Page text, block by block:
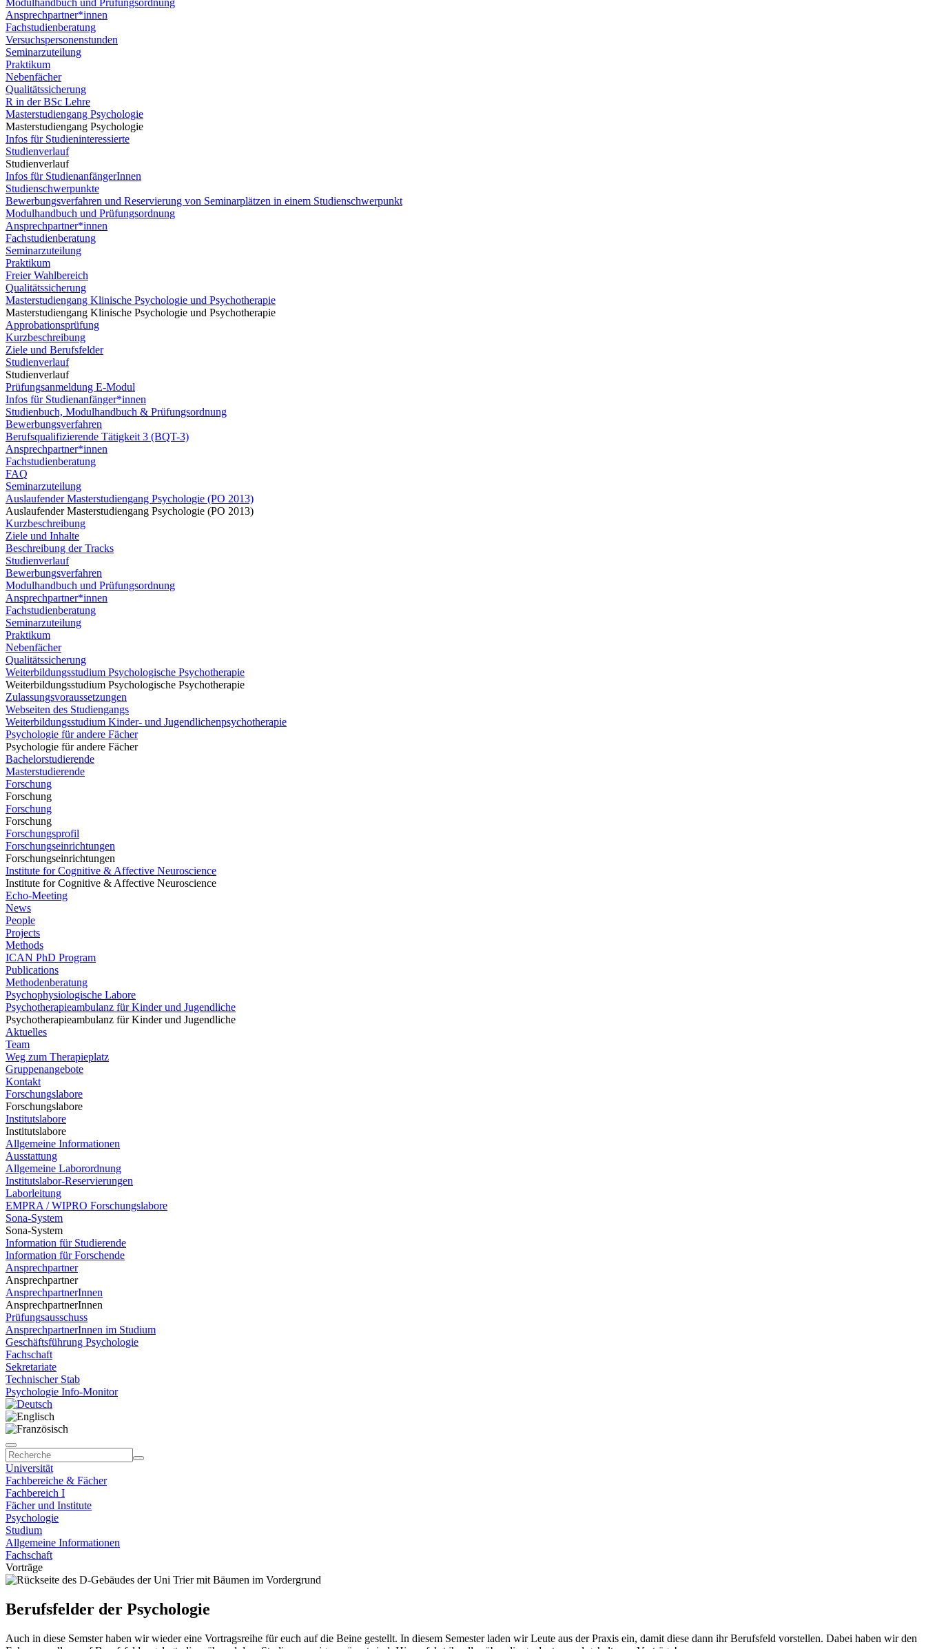
Modulhandbuch und Prüfungsordnung
Ansprechpartner*innen
Fachstudienberatung
Versuchspersonenstunden
Seminarzuteilung
Praktikum
Nebenfächer
Qualitätssicherung
R in der BSc Lehre
Masterstudiengang Psychologie
Masterstudiengang Psychologie
Infos für Studieninteressierte
Studienverlauf
Studienverlauf
Infos für StudienanfängerInnen
Studienschwerpunkte
Bewerbungsverfahren und Reservierung von Seminarplätzen in einem Studienschwerpunkt
Modulhandbuch und Prüfungsordnung
Ansprechpartner*innen
Fachstudienberatung
Seminarzuteilung
Praktikum
Freier Wahlbereich
Qualitätssicherung
Masterstudiengang Klinische Psychologie und Psychotherapie
Masterstudiengang Klinische Psychologie und Psychotherapie
Approbationsprüfung
Kurzbeschreibung
Ziele und Berufsfelder
Studienverlauf
Studienverlauf
Prüfungsanmeldung E-Modul
Infos für Studienanfänger*innen
Studienbuch, Modulhandbuch & Prüfungsordnung
Bewerbungsverfahren
Berufsqualifizierende Tätigkeit 3 (BQT-3)
Ansprechpartner*innen
Fachstudienberatung
FAQ
Seminarzuteilung
Auslaufender Masterstudiengang Psychologie (PO 2013)
Auslaufender Masterstudiengang Psychologie (PO 2013)
Kurzbeschreibung
Ziele und Inhalte
Beschreibung der Tracks
Studienverlauf
Bewerbungsverfahren
Modulhandbuch und Prüfungsordnung
Ansprechpartner*innen
Fachstudienberatung
Seminarzuteilung
Praktikum
Nebenfächer
Qualitätssicherung
Weiterbildungsstudium Psychologische Psychotherapie
Weiterbildungsstudium Psychologische Psychotherapie
Zulassungsvoraussetzungen
Webseiten des Studiengangs
Weiterbildungsstudium Kinder- und Jugendlichenpsychotherapie
Psychologie für andere Fächer
Psychologie für andere Fächer
Bachelorstudierende
Masterstudierende
Forschung
Forschung
Forschung
Forschung
Forschungsprofil
Forschungseinrichtungen
Forschungseinrichtungen
Institute for Cognitive & Affective Neuroscience
Institute for Cognitive & Affective Neuroscience
Echo-Meeting
News
People
Projects
Methods
ICAN PhD Program
Publications
Methodenberatung
Psychophysiologische Labore
Psychotherapieambulanz für Kinder und Jugendliche
Psychotherapieambulanz für Kinder und Jugendliche
Aktuelles
Team
Weg zum Therapieplatz
Gruppenangebote
Kontakt
Forschungslabore
Forschungslabore
Institutslabore
Institutslabore
Allgemeine Informationen
Ausstattung
Allgemeine Laborordnung
Institutslabor-Reservierungen
Laborleitung
EMPRA / WIPRO Forschungslabore
Sona-System
Sona-System
Information für Studierende
Information für Forschende
Ansprechpartner
Ansprechpartner
AnsprechpartnerInnen
AnsprechpartnerInnen
Prüfungsausschuss
AnsprechpartnerInnen im Studium
Geschäftsführung Psychologie
Fachschaft
Sekretariate
Technischer Stab
Psychologie Info-Monitor
Universität
Fachbereiche & Fächer
Fachbereich I
Fächer und Institute
Psychologie
Studium
Allgemeine Informationen
Fachschaft
Vorträge
Berufsfelder der Psychologie
Auch in diese Semster haben wir wieder eine Vortragsreihe für euch auf die Beine gestellt. In diesem Semester laden wir Leute aus der Praxis ein, damit diese dann ihr Berufsfeld vorstellen. Dabei haben wir den